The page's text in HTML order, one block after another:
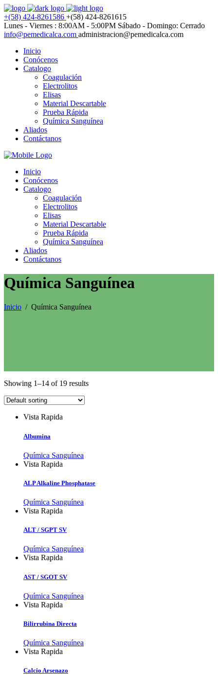
+(58) 424-8261586 +(58) 424-8261615
Lunes - Viernes : 8:00AM - 5:00PM Sábado - Domingo: Cerrado
info@pemedicalca.com administracion@pemedicalca.com
Inicio
Conócenos
Catalogo
Coagulación
Electrolitos
Elisas
Material Descartable
Prueba Rápida
Química Sanguínea
Aliados
Contáctanos
Inicio
Conócenos
Catalogo
Coagulación
Electrolitos
Elisas
Material Descartable
Prueba Rápida
Química Sanguínea
Aliados
Contáctanos
Química Sanguínea
Inicio / Química Sanguínea
Showing 1–14 of 19 results
Vista Rapida
Albumina
Química Sanguínea
Vista Rapida
ALP Alkaline Phosphatase
Química Sanguínea
Vista Rapida
ALT / SGPT SV
Química Sanguínea
Vista Rapida
AST / SGOT SV
Química Sanguínea
Vista Rapida
Bilirrubina Directa
Química Sanguínea
Vista Rapida
Calcio Arsenazo